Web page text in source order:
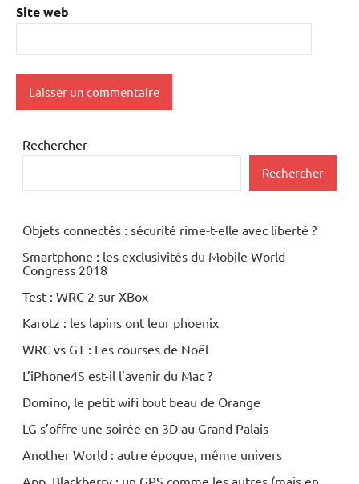
Site web
Rechercher
Rechercher
Objets connectés : sécurité rime-t-elle avec liberté ?
Smartphone : les exclusivités du Mobile World
Congress 2018
Test : WRC 2 sur XBox
Karotz : les lapins ont leur phoenix
WRC vs GT : Les courses de Noël
L’iPhone4S est-il l’avenir du Mac ?
Domino, le petit wifi tout beau de Orange
LG s’offre une soirée en 3D au Grand Palais
Another World : autre époque, même univers
App. Blackberry : un GPS comme les autres (mais en